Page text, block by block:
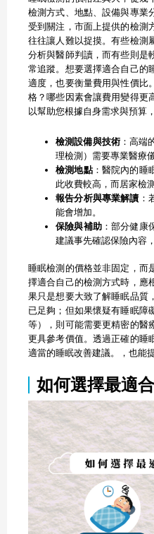
檢測方式、地點、設備與專業
受到關注，市面上提供的檢測
往往讓人難以捉摸。有些檢測
分析與醫師判讀，而有些則是
常追蹤。想要選擇適合自己的
適度，也要衡量費用與性價比
格？哪些因素會讓費用變得更
以幫助您根據自身需求與預算
檢測設備與技術：高端
理檢測）需要專業醫療
檢測地點：醫院內的睡
此收費較高，而居家檢
報告分析與專業解讀 ：
能會增加。
保險與補助：部分健康
建議事先確認保險內容
睡眠檢測的價格並非固定，而
擇適合自己的檢測方式時，應
果只是想要大致了解睡眠品質
已足夠；但如果懷疑有睡眠障
等），則可能需要更精密的醫
更具參考價值。透過正確的睡
適當的睡眠改善建議。，也能
如何選擇最適